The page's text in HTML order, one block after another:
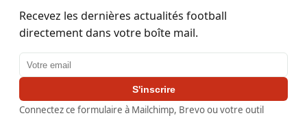
Recevez les dernières actualités football
directement dans votre boîte mail.
Adresse email
S'inscrire
Connectez ce formulaire à Mailchimp, Brevo ou votre outil